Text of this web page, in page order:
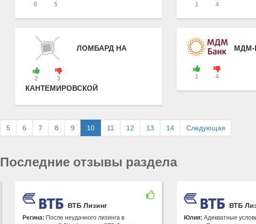
0 5 1 4
2 3
ЛОМБАРД НА
КАНТЕМИРОВСКОЙ
1 4
МДМ-
5 6 7 8 9 10 11 12 13 14 Следующая
Последние отзывы раздела
ВТБ Лизинг
Регина: После неудачного лизинга в
ВТБ
Юлия: Адекватные